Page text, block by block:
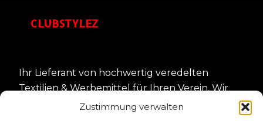
Zustimmung verwalten
CLUBSTYLEZ
Ihr Lieferant von hochwertig veredelten
Textilien & Werbemittel für Ihren Verein. Wir
drucken Ihre Meister, Aufstieg- und